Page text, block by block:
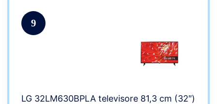
9
LG 32LM630BPLA televisore 81,3 cm (32″)